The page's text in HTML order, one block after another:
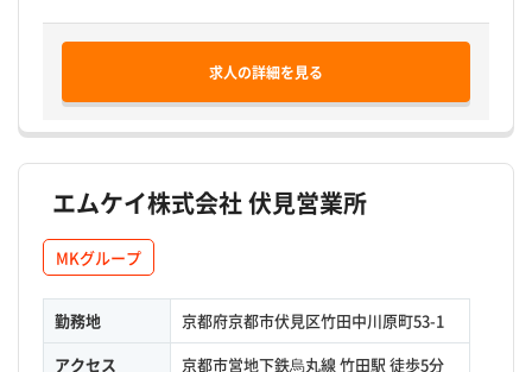
求人の詳細を見る
エムケイ株式会社 伏見営業所
MKグループ
勤務地
京都府京都市伏見区竹田中川原町53-1
アクセス
京都市営地下鉄烏丸線 竹田駅 徒歩5分